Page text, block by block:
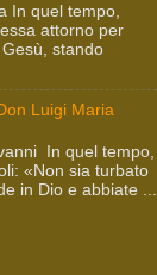
In quel tempo,
attorno per
stando
Luigi Maria
In quel tempo,
«Non sia turbato
in Dio e abbiate ...